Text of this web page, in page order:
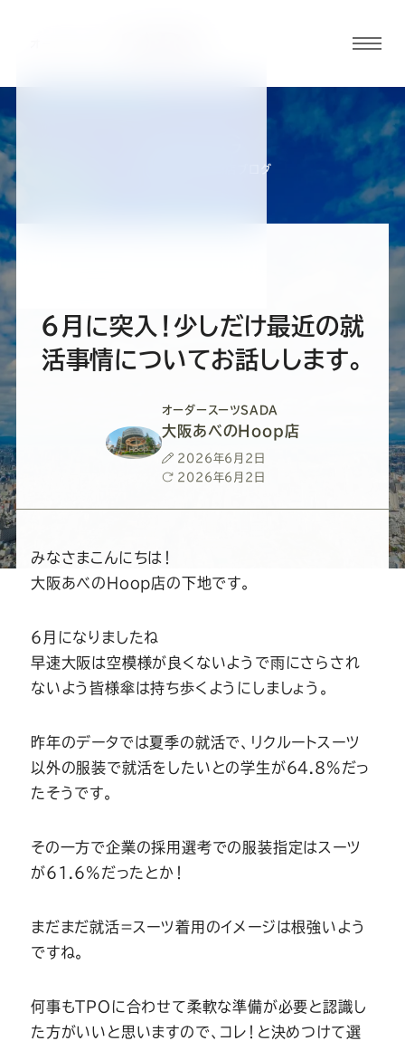
ニュ
ーボ
タン
ダ
ー
ツ
の
式
ー
ダ
ス
ー
ツ
の
式
ー
ダ
ー
ス
ー
ツ
の
式
ー
ダ
ー
ス
ー
の
式
ー
ダ
ー
ス
ー
の
式
大阪あべのHoop店ブログ
6月に突入！少しだけ最近の就
活事情についてお話しします。
オーダースーツSADA
大阪あべのHoop店
投
稿
2026年6月2日
最
2026年6月2日
みなさまこんにちは！
大阪あべのHoop店の下地です。
6月になりましたね
早速大阪は空模様が良くないようで雨にさらされ
ないよう皆様傘は持ち歩くようにしましょう。
昨年のデータでは夏季の就活で、リクルートスーツ
以外の服装で就活をしたいとの学生が64.8%だっ
たそうです。
その一方で企業の採用選考での服装指定はスーツ
が61.6%だったとか！
まだまだ就活＝スーツ着用のイメージは根強いよう
ですね。
何事もTPOに合わせて柔軟な準備が必要と認識し
た方がいいと思いますので、コレ！と決めつけて選